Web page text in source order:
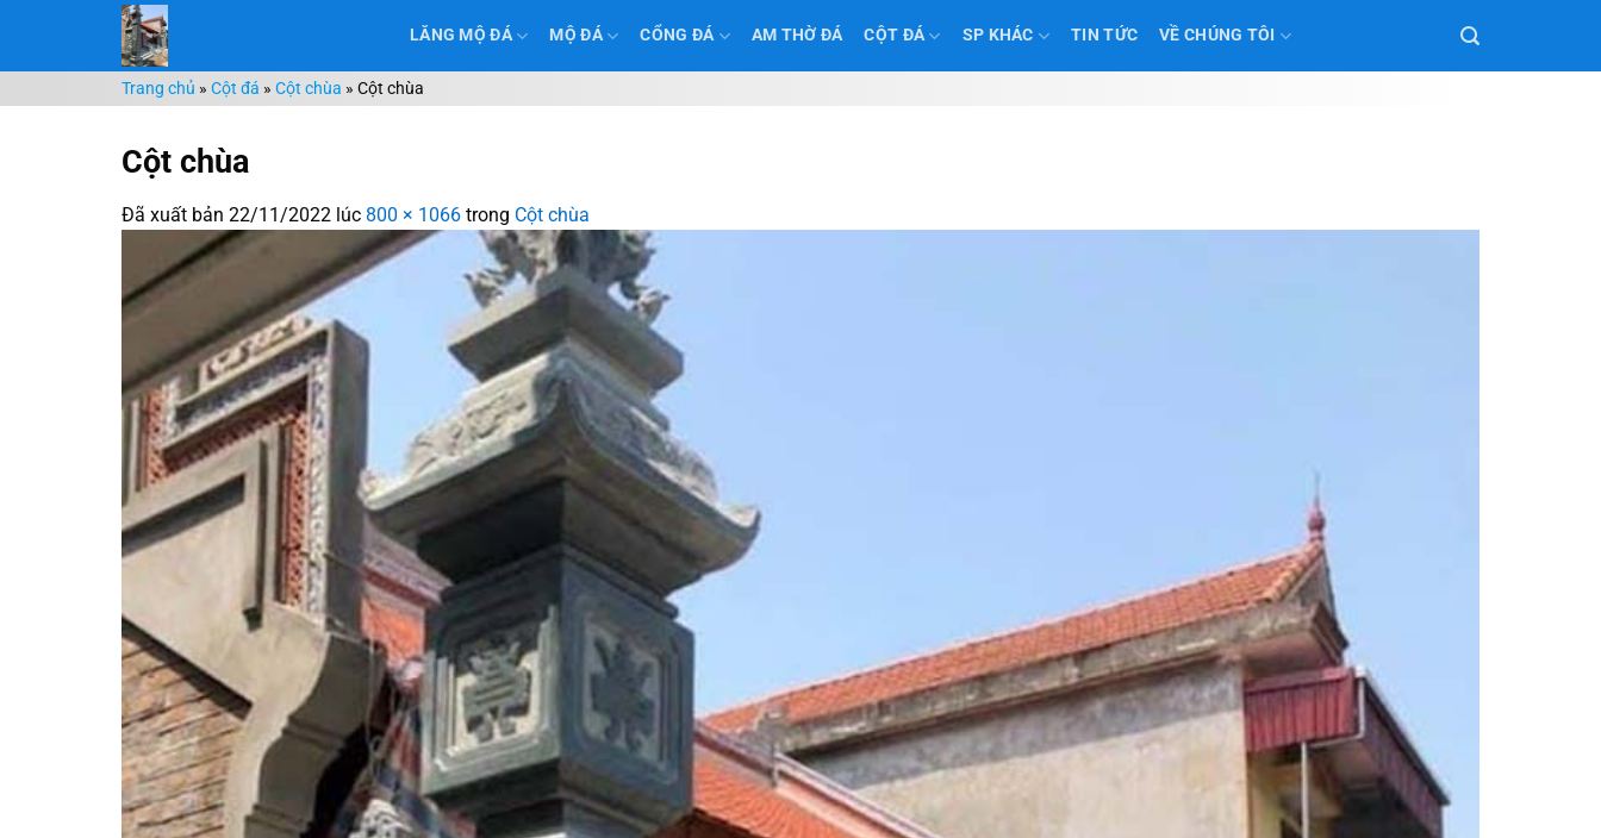
nội
dung
LĂNG MỘ ĐÁ MỘ ĐÁ CỔNG ĐÁ AM THỜ ĐÁ CỘT ĐÁ SP KHÁC TIN TỨC VỀ CHÚNG TÔI
Trang chủ » Cột đá » Cột chùa » Cột chùa
Cột chùa
Đã xuất bản 22/11/2022 lúc 800 × 1066 trong Cột chùa